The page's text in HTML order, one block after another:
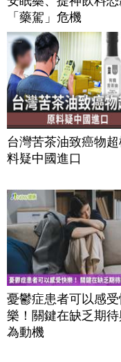
「藥駕」危機
台灣苦茶油致癌物
料疑中國進口
憂鬱症患者可以感
樂！關鍵在缺乏期
為動機